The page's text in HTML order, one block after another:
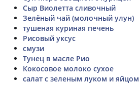
Сыр Виолетта сливочный
Зелёный чай (молочный улун)
тушеная куриная печень
Рисовый уксус
смузи
Тунец в масле Рио
Кокосовое молоко сухое
салат с зеленым луком и яйцом